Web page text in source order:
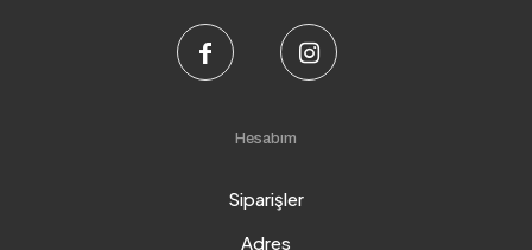
Hesabım
Siparişler
Adres